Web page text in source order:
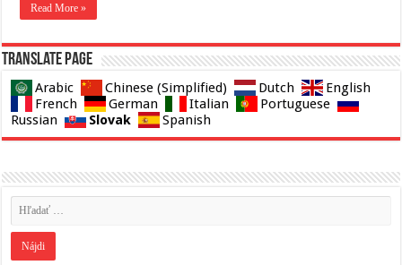
Read More »
Translate page
Arabic Chinese (Simplified) Dutch
English
French
German Italian
Portuguese
Russian
Slovak Spanish